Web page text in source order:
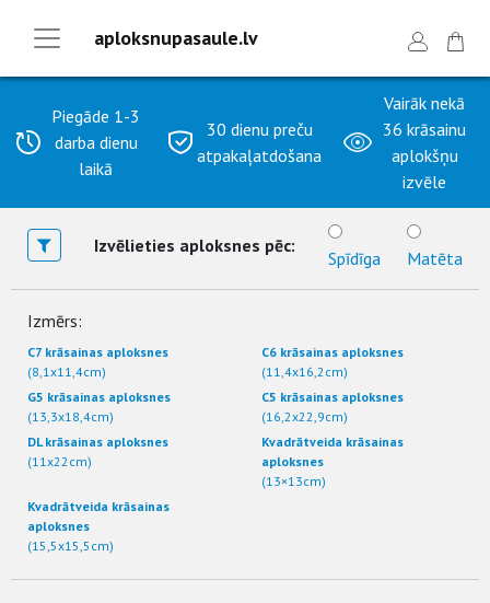
Piegāde 1-3
darba dienu
laikā
30 dienu preču
atpakaļatdošana
Vairāk nekā
36 krāsainu
aplokšņu
izvēle
aploksnupasaule.lv
Izvēlieties aploksnes pēc:
Spīdīga Matēta
Izmērs:
C7 krāsainas aploksnes
(8,1x11,4cm)
C6 krāsainas aploksnes
(11,4x16,2cm)
G5 krāsainas aploksnes
(13,3x18,4cm)
C5 krāsainas aploksnes
(16,2x22,9cm)
DL krāsainas aploksnes
(11x22cm)
Kvadrātveida krāsainas
aploksnes
(13×13cm)
Kvadrātveida krāsainas
aploksnes
(15,5x15,5cm)